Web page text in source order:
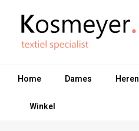
Home Dames Heren
Winkel